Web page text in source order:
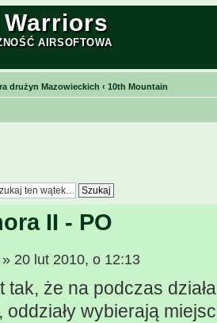
Warriors
AIRSOFTOWA
drużyn Mazowieckich ‹ 10th Mountain
II - PO
» 20 lut 2010, o 12:13
tak, że na podczas
wybierają